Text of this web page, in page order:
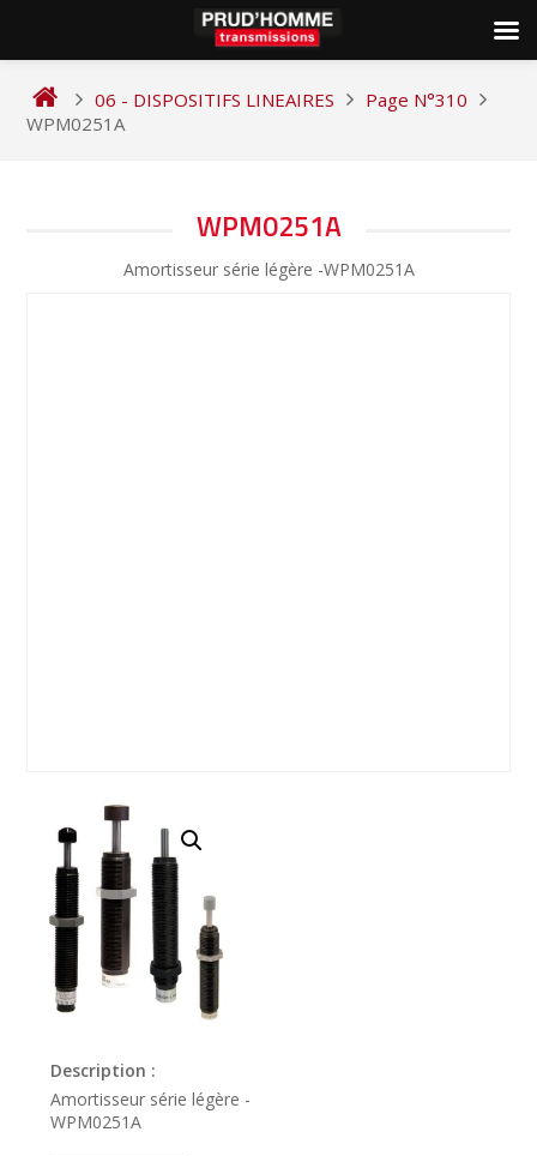
content
06 - DISPOSITIFS LINEAIRES
Page N°310
WPM0251A
WPM0251A
Amortisseur série légère -WPM0251A
Description :
Amortisseur série légère -
WPM0251A